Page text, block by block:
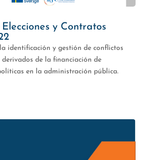
y Contratos
identificación y gestión de conflictos
derivados de la financiación de
en la administración pública.